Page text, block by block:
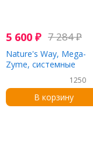
5 600 ₽ 7 284₽
Nature's Way, Mega-
Zyme, системные
таблеток
1250
В корзину